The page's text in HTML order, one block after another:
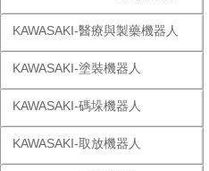
KAWASAKI-醫療與製藥機器人
KAWASAKI-塗裝機器人
KAWASAKI-碼垛機器人
KAWASAKI-取放機器人